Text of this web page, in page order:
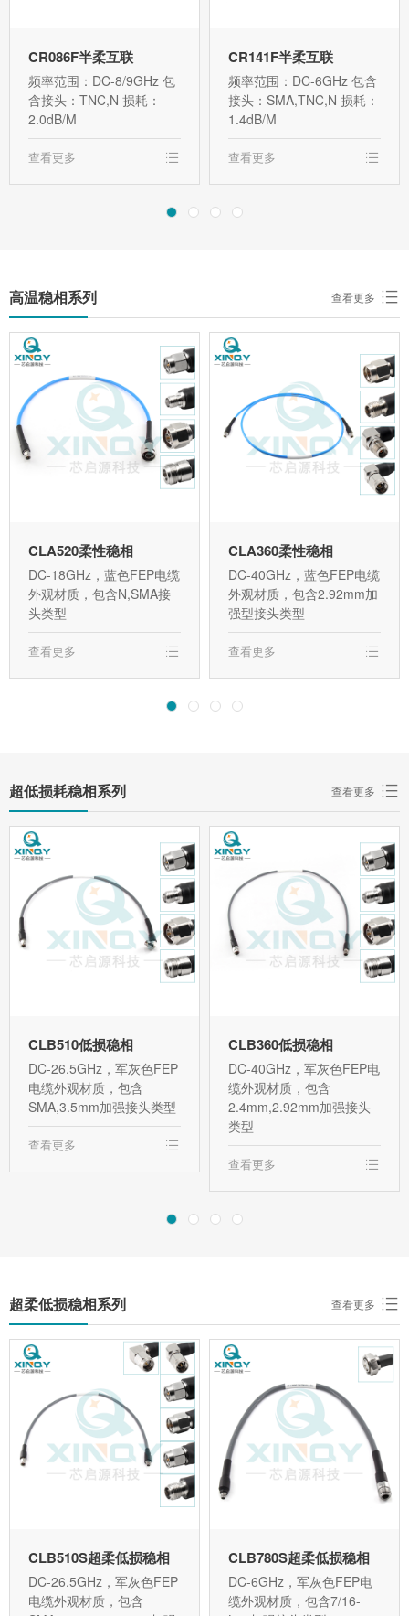
CR086F半柔互联
频率范围：DC-8/9GHz 包
含接头：TNC,N 损耗：
2.0dB/M
查看更多
CR141F半柔互联
频率范围：DC-6GHz 包含
接头：SMA,TNC,N 损耗：
1.4dB/M
查看更多
高温稳相系列 查看更多
CLA520柔性稳相
DC-18GHz，蓝色FEP电缆
外观材质，包含N,SMA接
头类型
查看更多
CLA360柔性稳相
DC-40GHz，蓝色FEP电缆
外观材质，包含2.92mm加
强型接头类型
查看更多
超低损耗稳相系列 查看更多
CLB510低损稳相
DC-26.5GHz，军灰色FEP
电缆外观材质，包含
SMA,3.5mm加强接头类型
查看更多
CLB360低损稳相
DC-40GHz，军灰色FEP电
缆外观材质，包含
2.4mm,2.92mm加强接头
类型
查看更多
超柔低损稳相系列 查看更多
CLB510S超柔低损稳相
DC-26.5GHz，军灰色FEP
电缆外观材质，包含
CLB780S超柔低损稳相
DC-6GHz，军灰色FEP电
缆外观材质，包含7/16-